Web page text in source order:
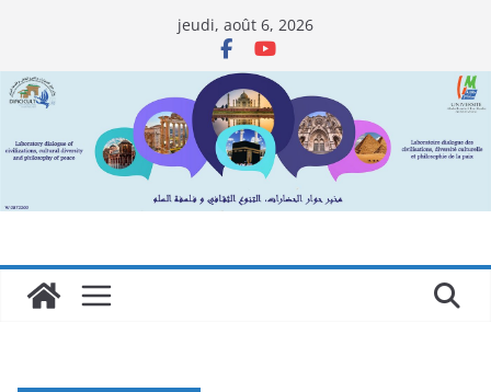
contenu
jeudi, août 6, 2026